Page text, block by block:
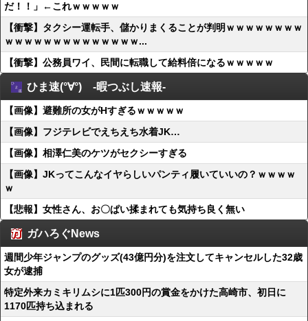
だ！！」←これｗｗｗｗｗ
【衝撃】タクシー運転手、儲かりまくることが判明ｗｗｗｗｗｗｗｗ
ｗｗｗｗｗｗｗｗｗｗｗｗｗｗ...
【衝撃】公務員ワイ、民間に転職して給料倍になるｗｗｗｗｗ
ひま速(°∀°) -暇つぶし速報-
【画像】避難所の女がHすぎるｗｗｗｗｗ
【画像】フジテレビでえちえち水着JK…
【画像】相澤仁美のケツがセクシーすぎる
【画像】JKってこんなイヤらしいパンティ履いていいの？ｗｗｗｗ
ｗ
【悲報】女性さん、お〇ぱい揉まれても気持ち良く無い
ガハろぐNews
週間少年ジャンプのグッズ(43億円分)を注文してキャンセルした32歳
女が逮捕
特定外来カミキリムシに1匹300円の賞金をかけた高崎市、初日に
1170匹持ち込まれる